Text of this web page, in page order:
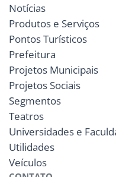
Notícias
Produtos e Serviços
Pontos Turísticos
Prefeitura
Projetos Municipais
Projetos Sociais
Segmentos
Teatros
Universidades e
Utilidades
Veículos